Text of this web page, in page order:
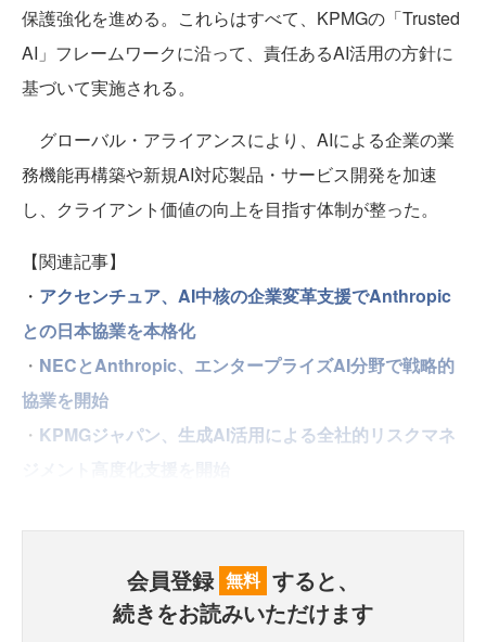
保護強化を進める。これらはすべて、KPMGの「Trusted
AI」フレームワークに沿って、責任あるAI活用の方針に
基づいて実施される。
グローバル・アライアンスにより、AIによる企業の業
務機能再構築や新規AI対応製品・サービス開発を加速
し、クライアント価値の向上を目指す体制が整った。
【関連記事】
・ アクセンチュア、AI中核の企業変革支援でAnthropic
との日本協業を本格化
・ NECとAnthropic、エンタープライズAI分野で戦略的
協業を開始
・ KPMGジャパン、生成AI活用による全社的リスクマネ
会員登録 無料 すると、
続きをお読みいただけます